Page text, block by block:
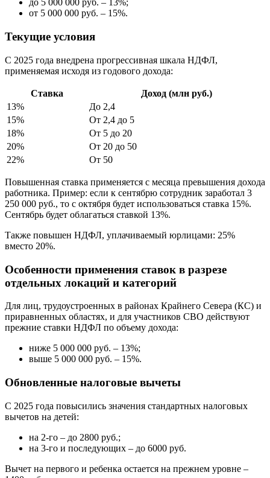
до 5 000 000 руб. – 13%;
от 5 000 000 руб. – 15%.
Текущие условия
С 2025 года внедрена прогрессивная шкала НДФЛ,
применяемая исходя из годового дохода:
Ставка
Доход (млн руб.)
13%
До 2,4
15%
От 2,4 до 5
18%
От 5 до 20
20%
От 20 до 50
22%
От 50
Повышенная ставка применяется с месяца превышения дохода
работника. Пример: если к сентябрю сотрудник заработал 3
250 000 руб., то с октября будет использоваться ставка 15%.
Сентябрь будет облагаться ставкой 13%.
Также повышен НДФЛ, уплачиваемый юрлицами: 25%
вместо 20%.
Особенности применения ставок в разрезе
отдельных локаций и категорий
Для лиц, трудоустроенных в районах Крайнего Севера (КС) и
приравненных областях, и для участников СВО действуют
прежние ставки НДФЛ по объему дохода:
ниже 5 000 000 руб. – 13%;
выше 5 000 000 руб. – 15%.
Обновленные налоговые вычеты
С 2025 года повысились значения стандартных налоговых
вычетов на детей:
на 2-го – до 2800 руб.;
на 3-го и последующих – до 6000 руб.
Вычет на первого и ребенка остается на прежнем уровне –